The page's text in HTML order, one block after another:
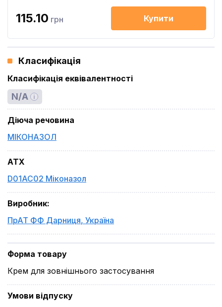
115.10 грн Купити
Класифікація
Класифікація еквівалентності
N/A
Діюча речовина
МІКОНАЗОЛ
ATX
D01AC02 Міконазол
Виробник:
ПрАТ ФФ Дарниця, Україна
Форма товару
Крем для зовнішнього застосування
Умови відпуску